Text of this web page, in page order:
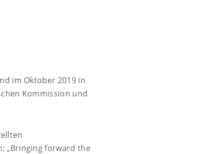
im Oktober 2019 in
Kommission und
„Bringing forward the